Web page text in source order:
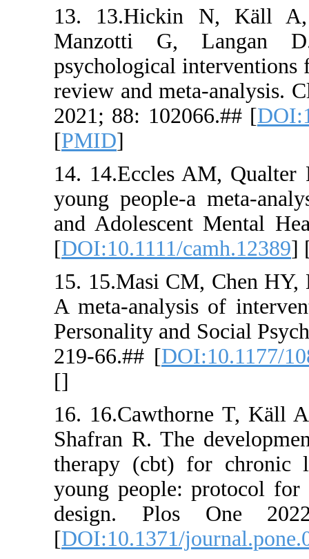
13.
Manzotti
review and
2021; 88:
14.
young
and
[
15.
A meta-
219-66.##
16.
Shafran
therapy
young
design.
[